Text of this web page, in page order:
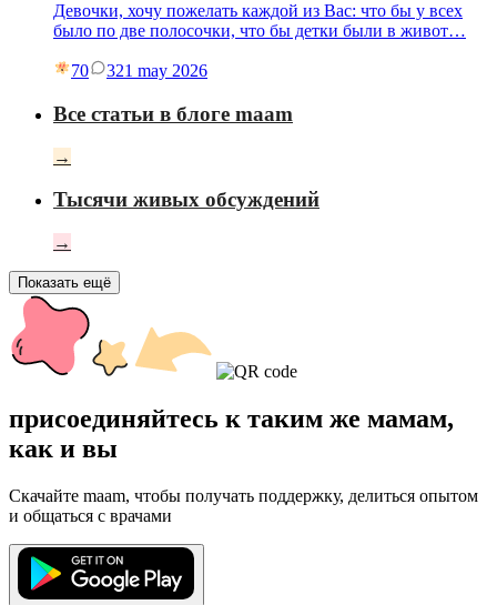
Девочки, хочу пожелать каждой из Вас: что бы у всех
было по две полосочки, что бы детки были в живот…
70 321 may 2026
Все статьи в блоге maam
→
Тысячи живых обсуждений
→
Показать ещё
присоединяйтесь к таким же мамам,
как и вы
Скачайте maam, чтобы получать поддержку, делиться опытом
и общаться с врачами